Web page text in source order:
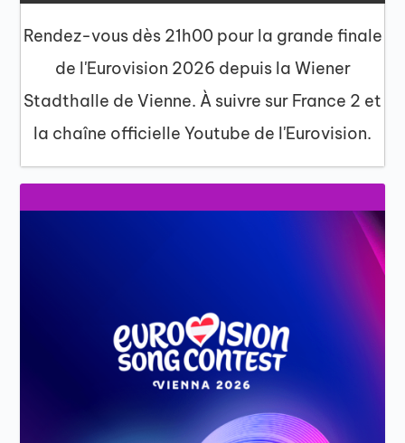
Rendez-vous dès 21h00 pour la grande finale
de l'Eurovision 2026 depuis la Wiener
Stadthalle de Vienne. À suivre sur France 2 et
la chaîne officielle Youtube de l'Eurovision.